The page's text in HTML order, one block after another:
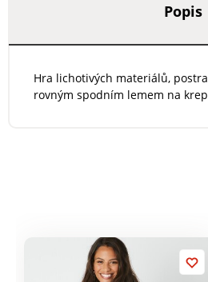
Popis
Hra lichotivých materiálů,
rovným spodním lemem na